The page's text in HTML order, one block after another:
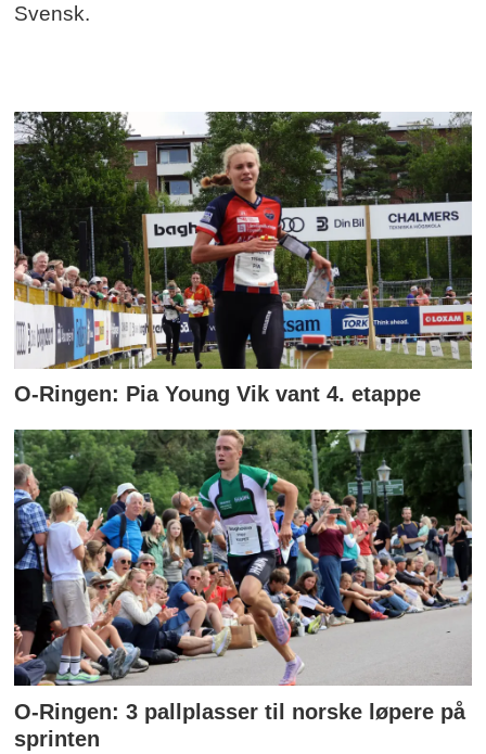
Svensk.
O-Ringen: Pia Young Vik vant 4. etappe
O-Ringen: 3 pallplasser til norske løpere på
sprinten